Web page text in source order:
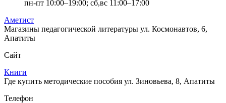
пн-пт 10:00–19:00; сб,вс 11:00–17:00
Аметист
Магазины педагогической литературы ул. Космонавтов, 6,
Апатиты
Сайт
Книги
Где купить методические пособия ул. Зиновьева, 8, Апатиты
Телефон